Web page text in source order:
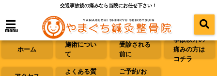
交通事故後の痛みなら当院にお任せ下さい！
menu
ホーム
施術につい
て
受診される
前に
事故以外の
痛みの方は
コチラ
よくある質
ご予約/お